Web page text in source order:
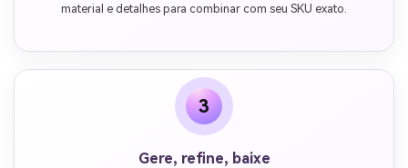
material e detalhes para combinar com seu SKU exato.
3
Gere, refine, baixe